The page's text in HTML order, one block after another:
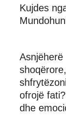
Kujdes
ofrojë
dhe